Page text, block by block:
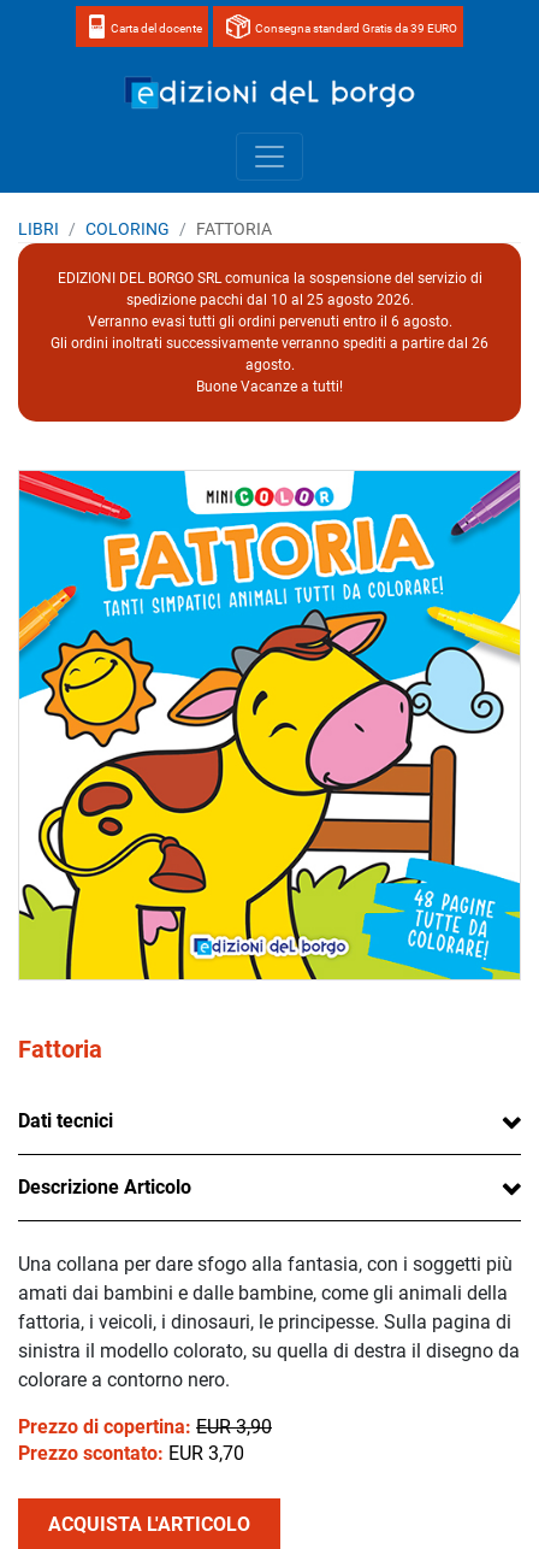
Carta del docente Consegna standard Gratis da 39 EURO
LIBRI COLORING FATTORIA
EDIZIONI DEL BORGO SRL comunica la sospensione del servizio di
spedizione pacchi dal 10 al 25 agosto 2026.
Verranno evasi tutti gli ordini pervenuti entro il 6 agosto.
Gli ordini inoltrati successivamente verranno spediti a partire dal 26
agosto.
Buone Vacanze a tutti!
Fattoria
Dati tecnici
Descrizione Articolo
Una collana per dare sfogo alla fantasia, con i soggetti più
amati dai bambini e dalle bambine, come gli animali della
fattoria, i veicoli, i dinosauri, le principesse. Sulla pagina di
sinistra il modello colorato, su quella di destra il disegno da
colorare a contorno nero.
Prezzo di copertina: EUR 3,90
Prezzo scontato: EUR 3,70
ACQUISTA L'ARTICOLO